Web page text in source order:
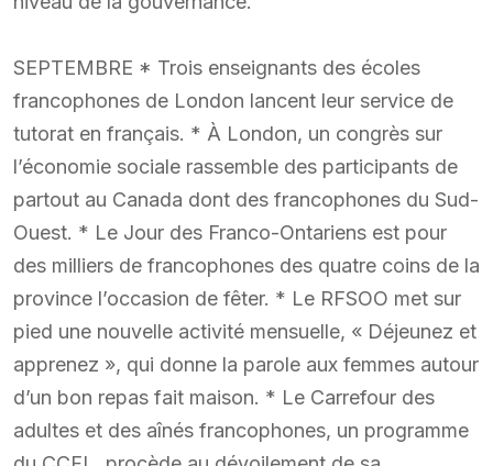
SEPTEMBRE * Trois enseignants des écoles
francophones de London lancent leur service de
tutorat en français. * À London, un congrès sur
l’économie sociale rassemble des participants de
partout au Canada dont des francophones du Sud-
Ouest. * Le Jour des Franco-Ontariens est pour
des milliers de francophones des quatre coins de la
province l’occasion de fêter. * Le RFSOO met sur
pied une nouvelle activité mensuelle, « Déjeunez et
apprenez », qui donne la parole aux femmes autour
d’un bon repas fait maison. * Le Carrefour des
adultes et des aînés francophones, un programme